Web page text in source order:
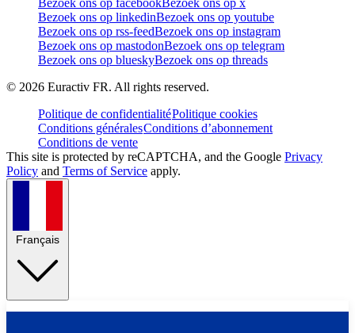
Bezoek ons op facebookBezoek ons op x
Bezoek ons op linkedinBezoek ons op youtube
Bezoek ons op rss-feedBezoek ons op instagram
Bezoek ons op mastodonBezoek ons op telegram
Bezoek ons op blueskyBezoek ons op threads
© 2026 Euractiv FR. All rights reserved.
Politique de confidentialitéPolitique cookies
Conditions généralesConditions d’abonnement
Conditions de vente
This site is protected by reCAPTCHA, and the Google Privacy
Policy and Terms of Service apply.
Français